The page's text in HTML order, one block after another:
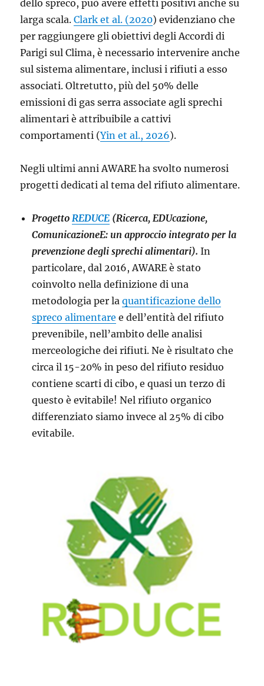
dello spreco, può avere effetti positivi anche su
larga scala.Clark et al. (2020) evidenziano che
per raggiungere gli obiettivi degli Accordi di
Parigi sul Clima, è necessario intervenire anche
sul sistema alimentare, inclusi i rifiuti a esso
associati. Oltretutto, più del 50% delle
emissioni di gas serra associate agli sprechi
alimentari è attribuibile a cattivi
comportamenti (Yin et al., 2026).
Negli ultimi anni AWARE ha svolto numerosi
progetti dedicati al tema del rifiuto alimentare.
ProgettoREDUCE (Ricerca, EDUcazione,
ComunicazioneE: un approccio integrato per la
prevenzione degli sprechi alimentari). In
particolare, dal 2016, AWARE è stato
coinvolto nella definizione di una
metodologia per laquantificazione dello
spreco alimentare e dell’entità del rifiuto
prevenibile, nell’ambito delle analisi
merceologiche dei rifiuti. Ne è risultato che
circa il 15-20% in peso del rifiuto residuo
contiene scarti di cibo, e quasi un terzo di
questo è evitabile! Nel rifiuto organico
differenziato siamo invece al 25% di cibo
evitabile.